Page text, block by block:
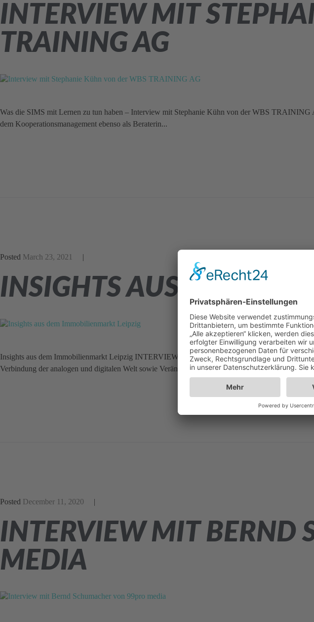
INTERVIEW MIT
TRAINING AG
Was die SIMS mit Lernen zu tun haben – Interview mit Stephanie Kühn von der WBS
dem Kooperationsmanagement ebenso als Beraterin...
Posted March 23, 2021
INSIGHTS AUS DEM
Insights aus dem Immobilienmarkt Leipzig INTERVIEW MIT STEFFEN FOEDE VON UNITAS
Verbindung der analogen und digitalen Welt sowie Veränderungen in der...
Posted December 11, 2020
INTERVIEW MIT BERND
MEDIA